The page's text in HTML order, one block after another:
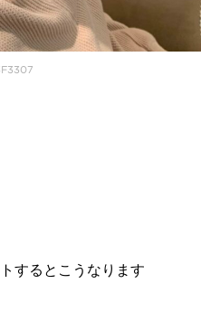
するとこうなります